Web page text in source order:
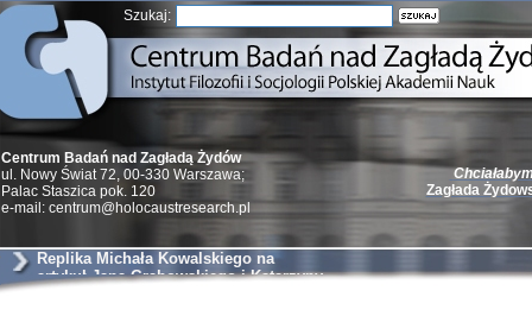
Szukaj:
Zagłada
Centrum Badań nad Zagładą Żydów
ul. Nowy Świat 72, 00-330 Warszawa;
Palac Staszica pok. 120
e-mail: centrum@holocaustresearch.pl
Replika Michała Kowalskiego na
artykuł Jana Grabowskiego i Katarzyny